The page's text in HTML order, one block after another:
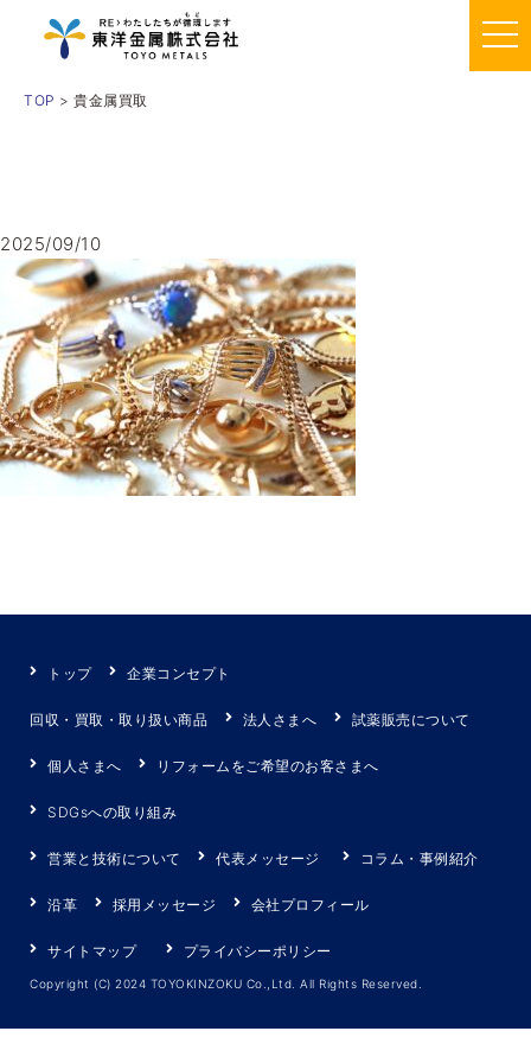
TOP > 貴金属買取
2025/09/10
トップ 企業コンセプト
回収・買取・取り扱い商品 法人さまへ 試薬販売について
個人さまへ リフォームをご希望のお客さまへ
SDGsへの取り組み
営業と技術について 代表メッセージ コラム・事例紹介
沿革 採用メッセージ 会社プロフィール
サイトマップ プライバシーポリシー
Copyright (C) 2024 TOYOKINZOKU Co.,Ltd. All Rights Reserved.